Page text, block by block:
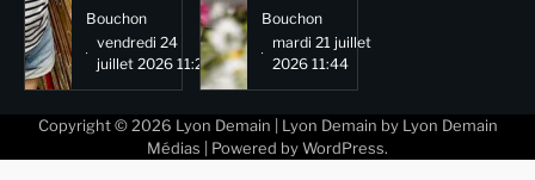
Bouchon
vendredi 24
juillet 2026 11:29
Bouchon
mardi 21 juillet
2026 11:44
Copyright © 2026 Lyon Demain | Lyon Demain by Lyon Demain
Médias | Powered by WordPress.